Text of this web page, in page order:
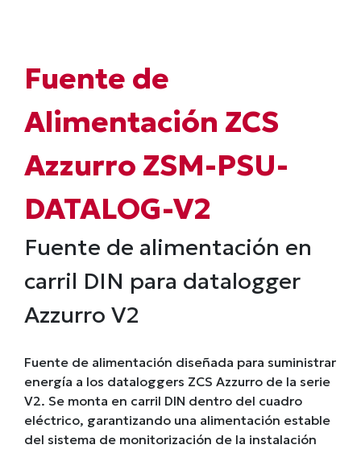
Fuente de
Alimentación ZCS
Azzurro ZSM-PSU-
DATALOG-V2
Fuente de alimentación en
carril DIN para datalogger
Azzurro V2
Fuente de alimentación diseñada para suministrar
energía a los dataloggers ZCS Azzurro de la serie
V2. Se monta en carril DIN dentro del cuadro
eléctrico, garantizando una alimentación estable
del sistema de monitorización de la instalación